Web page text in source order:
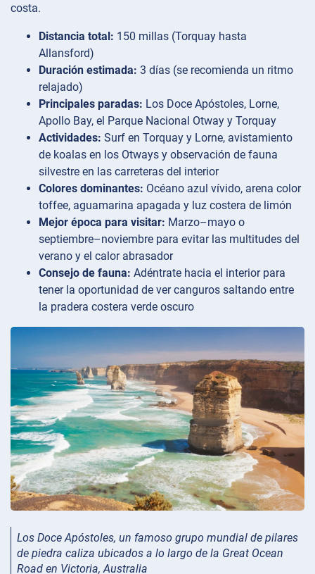
costa.
Distancia total: 150 millas (Torquay hasta
Allansford)
Duración estimada: 3 días (se recomienda un ritmo
relajado)
Principales paradas: Los Doce Apóstoles, Lorne,
Apollo Bay, el Parque Nacional Otway y Torquay
Actividades: Surf en Torquay y Lorne, avistamiento
de koalas en los Otways y observación de fauna
silvestre en las carreteras del interior
Colores dominantes: Océano azul vívido, arena color
toffee, aguamarina apagada y luz costera de limón
Mejor época para visitar: Marzo–mayo o
septiembre–noviembre para evitar las multitudes del
verano y el calor abrasador
Consejo de fauna: Adéntrate hacia el interior para
tener la oportunidad de ver canguros saltando entre
la pradera costera verde oscuro
Los Doce Apóstoles, un famoso grupo mundial de pilares
de piedra caliza ubicados a lo largo de la Great Ocean
Road en Victoria, Australia